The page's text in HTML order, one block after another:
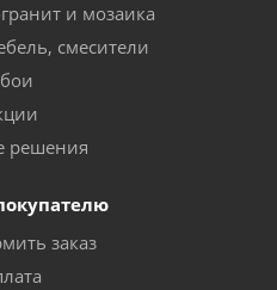
и мозаика
смесители
решения
заказ